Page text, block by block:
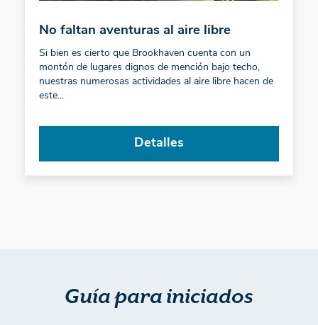
No faltan aventuras al aire libre
Si bien es cierto que Brookhaven cuenta con un
montón de lugares dignos de mención bajo techo,
nuestras numerosas actividades al aire libre hacen de
este...
Detalles
Guía para iniciados